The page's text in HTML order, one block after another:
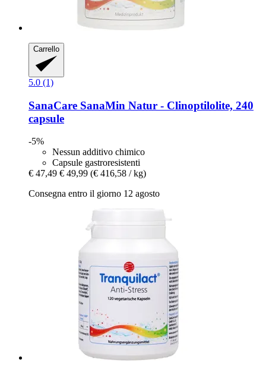
Carrello
5.0 (1)
SanaCare SanaMin Natur -​ Clinoptilolite, 240
capsule
-5%
Nessun additivo chimico
Capsule gastroresistenti
€ 47,49 € 49,99 (€ 416,58 / kg)
Consegna entro il giorno 12 agosto